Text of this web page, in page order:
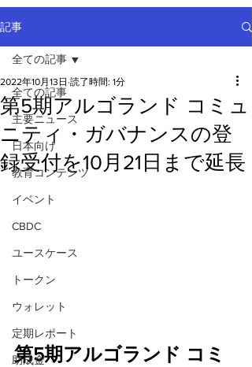
記事
全ての記事
主要ニュース
日本向け
教育コンテンツ
イベント
CBDC
ユースケース
トークン
ウォレット
定期レポート
助成金
全ての記事
第5期アルゴランド コミュ
ニティ・ガバナンスの登
録受付を10月21日まで延長
2022年10月13日 読了時間: 1分
第5期アルゴランド コミ